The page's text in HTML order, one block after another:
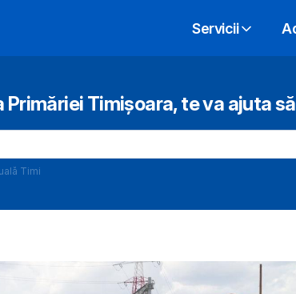
Servicii
Timișoara, te va ajuta
Timi